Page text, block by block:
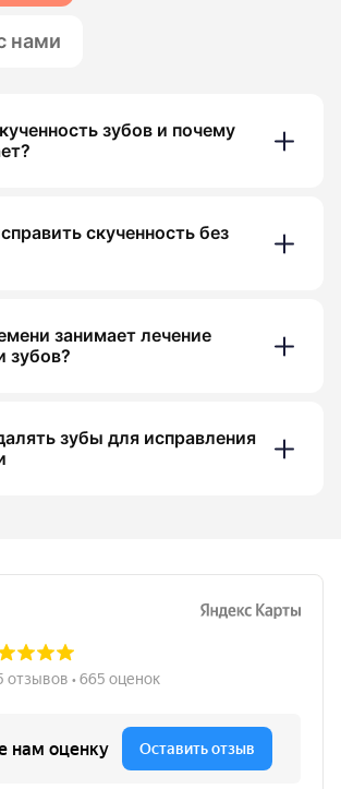
нами
зубов и почему
скученность без
занимает лечение
зубов?
зубы для исправления